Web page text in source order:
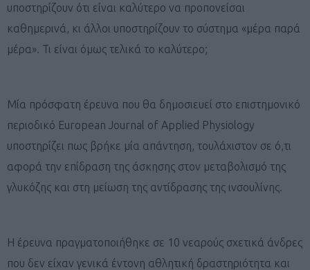
υποστηρίζουν ότι είναι καλύτερο να προπονείσαι
καθημερινά, κι άλλοι υποστηρίζουν το σύστημα «μέρα παρά
μέρα». Τι είναι όμως τελικά το καλύτερο;
Μία πρόσφατη έρευνα που θα δημοσιευεί στο επιστημονικό
περιοδικό European Journal of Applied Physiology
υποστηρίζει πως βρήκε μία απάντηση, τουλάχιστον σε ό,τι
αφορά την επίδραση της άσκησης στον μεταβολισμό της
γλυκόζης και στη μείωση της αντίδρασης της ινσουλίνης.
Η έρευνα πραγματοποιήθηκε σε 10 νεαρούς σχετικά άνδρες
που δεν είχαν γενικά έντονη αθλητική δραστηριότητα και